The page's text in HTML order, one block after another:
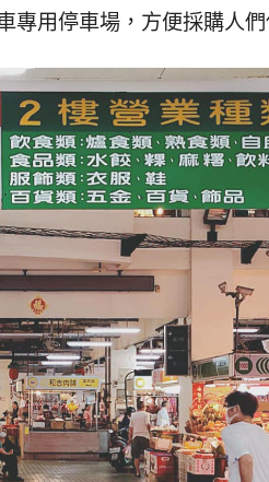
專用停車場，方便採購人們